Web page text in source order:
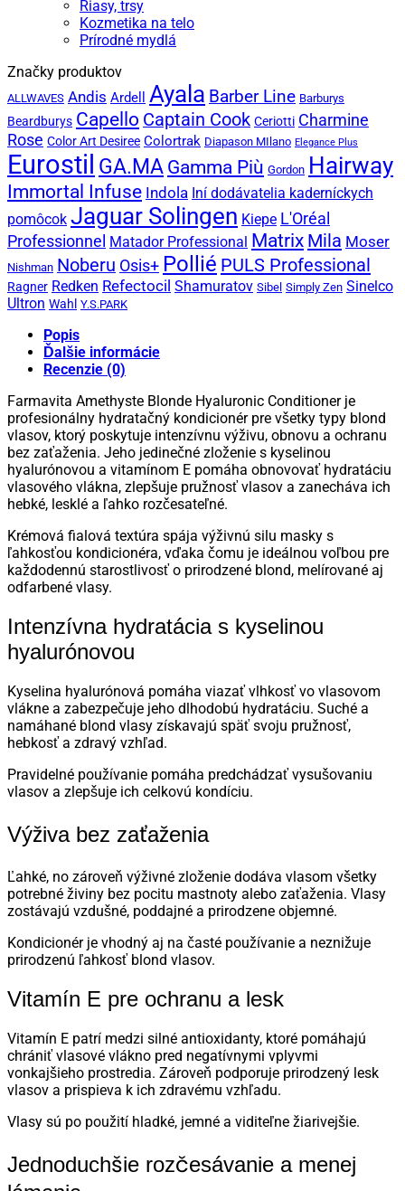
Riasy, trsy
Kozmetika na telo
Prírodné mydlá
Značky produktov
ALLWAVES Andis Ardell Ayala Barber Line Barburys
Beardburys Capello Captain Cook Ceriotti Charmine
Rose Color Art Desiree Colortrak Diapason MIlano Elegance Plus
Eurostil GA.MA Gamma Più Gordon Hairway
Immortal Infuse Indola Iní dodávatelia kaderníckych
pomôcok Jaguar Solingen Kiepe L'Oréal
Professionnel
Matador Professional Matrix Mila Moser
Nishman Noberu Osis+ Pollié PULS Professional
Ragner Redken Refectocil Shamuratov Sibel Simply Zen Sinelco
Ultron Wahl Y.S.PARK
Popis
Ďalšie informácie
Recenzie (0)
Farmavita Amethyste Blonde Hyaluronic Conditioner je
profesionálny hydratačný kondicionér pre všetky typy blond
vlasov, ktorý poskytuje intenzívnu výživu, obnovu a ochranu
bez zaťaženia. Jeho jedinečné zloženie s kyselinou
hyalurónovou a vitamínom E pomáha obnovovať hydratáciu
vlasového vlákna, zlepšuje pružnosť vlasov a zanecháva ich
hebké, lesklé a ľahko rozčesateľné.
Krémová fialová textúra spája výživnú silu masky s
ľahkosťou kondicionéra, vďaka čomu je ideálnou voľbou pre
každodennú starostlivosť o prirodzené blond, melírované aj
odfarbené vlasy.
Intenzívna hydratácia s kyselinou
hyalurónovou
Kyselina hyalurónová pomáha viazať vlhkosť vo vlasovom
vlákne a zabezpečuje jeho dlhodobú hydratáciu. Suché a
namáhané blond vlasy získavajú späť svoju pružnosť,
hebkosť a zdravý vzhľad.
Pravidelné používanie pomáha predchádzať vysušovaniu
vlasov a zlepšuje ich celkovú kondíciu.
Výživa bez zaťaženia
Ľahké, no zároveň výživné zloženie dodáva vlasom všetky
potrebné živiny bez pocitu mastnoty alebo zaťaženia. Vlasy
zostávajú vzdušné, poddajné a prirodzene objemné.
Kondicionér je vhodný aj na časté používanie a neznižuje
prirodzenú ľahkosť blond vlasov.
Vitamín E pre ochranu a lesk
Vitamín E patrí medzi silné antioxidanty, ktoré pomáhajú
chrániť vlasové vlákno pred negatívnymi vplyvmi
vonkajšieho prostredia. Zároveň podporuje prirodzený lesk
vlasov a prispieva k ich zdravému vzhľadu.
Vlasy sú po použití hladké, jemné a viditeľne žiarivejšie.
Jednoduchšie rozčesávanie a menej